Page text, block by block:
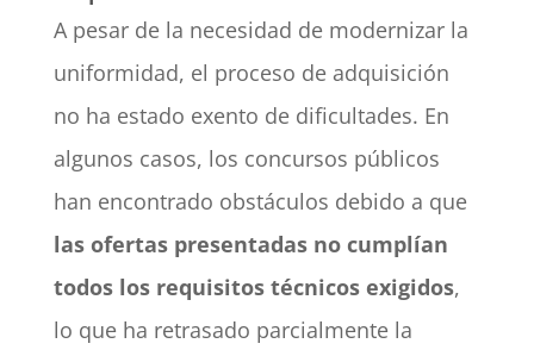
A pesar de la necesidad de modernizar la
uniformidad, el proceso de adquisición
no ha estado exento de dificultades. En
algunos casos, los concursos públicos
han encontrado obstáculos debido a que
las ofertas presentadas no cumplían
todos los requisitos técnicos exigidos,
lo que ha retrasado parcialmente la